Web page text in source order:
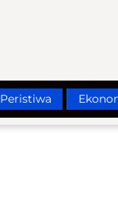
Peristiwa